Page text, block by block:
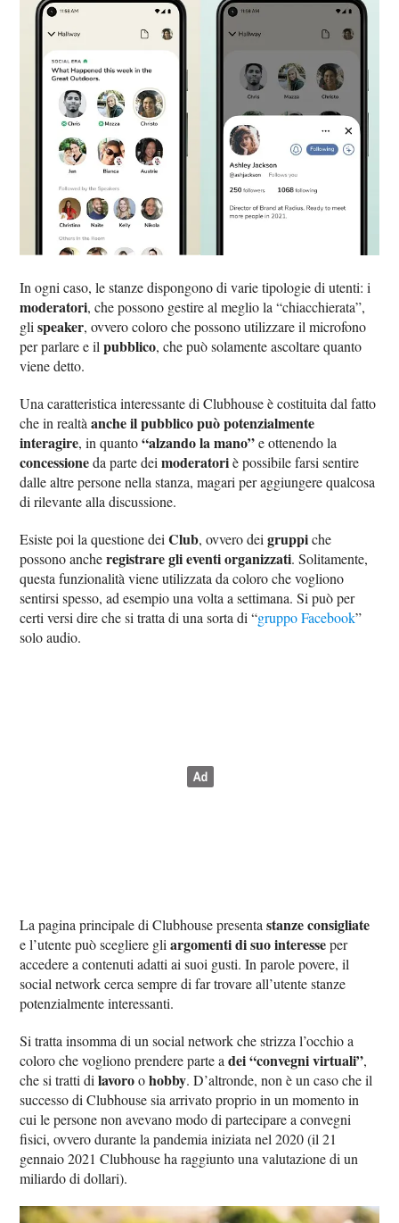
In ogni caso, le stanze dispongono di varie tipologie di utenti: i
moderatori, che possono gestire al meglio la “chiacchierata”,
glispeaker, ovvero coloro che possono utilizzare il microfono
per parlare e ilpubblico, che può solamente ascoltare quanto
viene detto.
Una caratteristica interessante di Clubhouse è costituita dal fatto
che in realtàanche il pubblico può potenzialmente
interagire, in quanto“alzando la mano”e ottenendo la
concessioneda parte deimoderatoriè possibile farsi sentire
dalle altre persone nella stanza, magari per aggiungere qualcosa
di rilevante alla discussione.
Esiste poi la questione deiClub, ovvero deigruppiche
possono ancheregistrare gli eventi organizzati. Solitamente,
questa funzionalità viene utilizzata da coloro che vogliono
sentirsi spesso, ad esempio una volta a settimana. Si può per
certi versi dire che si tratta di una sorta di “gruppo Facebook”
solo audio.
La pagina principale di Clubhouse presentastanze consigliate
e l’utente può scegliere gliargomenti di suo interesseper
accedere a contenuti adatti ai suoi gusti. In parole povere, il
social network cerca sempre di far trovare all’utente stanze
potenzialmente interessanti.
Si tratta insomma di un social network che strizza l’occhio a
coloro che vogliono prendere parte adei “convegni virtuali”,
che si tratti dilavoroohobby. D’altronde, non è un caso che il
successo di Clubhouse sia arrivato proprio in un momento in
cui le persone non avevano modo di partecipare a convegni
fisici, ovvero durante la pandemia iniziata nel 2020 (il 21
gennaio 2021 Clubhouse ha raggiunto una valutazione di un
miliardo di dollari).